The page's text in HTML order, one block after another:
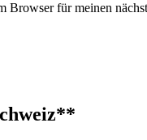
Browser für meinen
**